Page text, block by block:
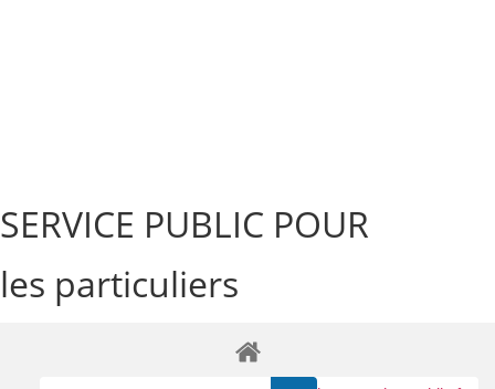
SERVICE PUBLIC POUR​
les particuliers